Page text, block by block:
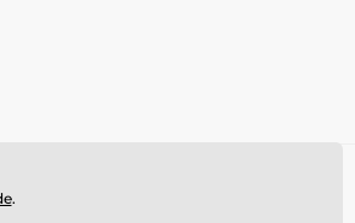
.